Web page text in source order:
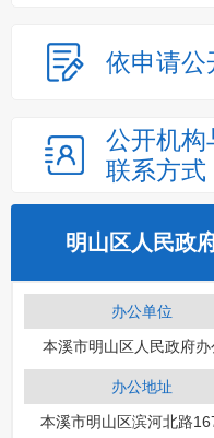
依申请公
公开机构
联系方式
明山区人民政
办公单位
本溪市明山区人民政府办
办公地址
本溪市明山区滨河北路